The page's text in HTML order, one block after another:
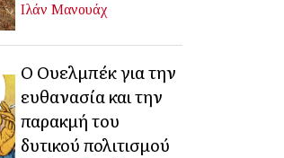
Ιλάν Μανουάχ
Ο Ουελμπέκ για την
ευθανασία και την
παρακμή του
δυτικού πολιτισμού